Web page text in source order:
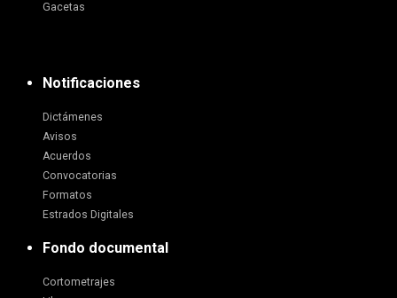
Gacetas
Notificaciones
Dictámenes
Avisos
Acuerdos
Convocatorias
Formatos
Estrados Digitales
Fondo documental
Cortometrajes